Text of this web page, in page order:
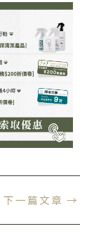
下一篇文章 →